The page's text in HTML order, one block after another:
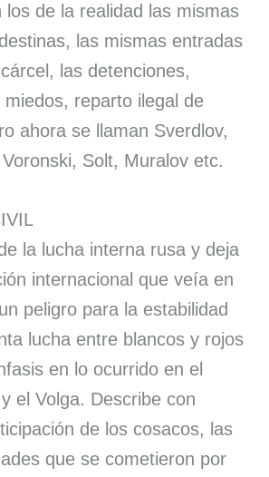
los de la realidad las mismas
las mismas entradas
las detenciones,
reparto ilegal de
ahora se llaman Sverdlov,
Solt, Muralov etc.
la lucha interna rusa y deja
internacional que veía en
peligro para la estabilidad
lucha entre blancos y rojos
en lo ocurrido en el
el Volga. Describe con
de los cosacos, las
que se cometieron por